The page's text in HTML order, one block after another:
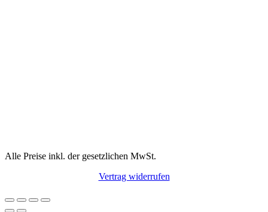
Alle Preise inkl. der gesetzlichen MwSt.
Vertrag widerrufen